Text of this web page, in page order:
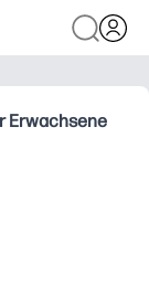
Erwachsene